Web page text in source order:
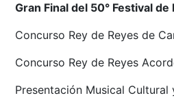
Gran Final del 50° Festival
Concurso Rey de Reyes de
Concurso Rey de Reyes
Presentación Musical Cultural